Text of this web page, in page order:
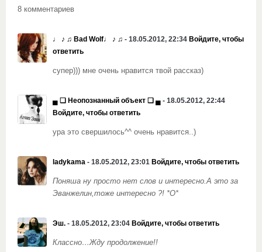
8 комментариев
♩ ♪ ♫ Bad Wolf♩ ♪ ♫ - 18.05.2012, 22:34 Войдите, чтобы
ответить
супер))) мне очень нравится твой рассказ)
▄ ❏ Неопознанный объект ❏ ▄ - 18.05.2012, 22:44
Войдите, чтобы ответить
ура это свершилось^^ очень нравится..)
ladykama - 18.05.2012, 23:01 Войдите, чтобы ответить
Поняша ну просто нет слов и интересно.А это за
Эванжелин,тоже интересно ?! *О*
Эш. - 18.05.2012, 23:04 Войдите, чтобы ответить
Классно…Жду продолжение!!